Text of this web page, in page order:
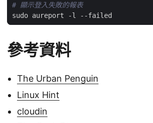
# 顯示登入失敗的報表
參考資料
The Urban Penguin
Linux Hint
cloudin